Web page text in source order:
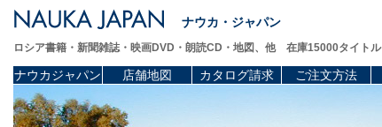
ナウカ・ジャパン
ロシア書籍・新聞雑誌・映画DVD・朗読CD・地図、他 在庫15000タイトル
ナウカジャパン 店舗地図 カタログ請求 ご注文方法